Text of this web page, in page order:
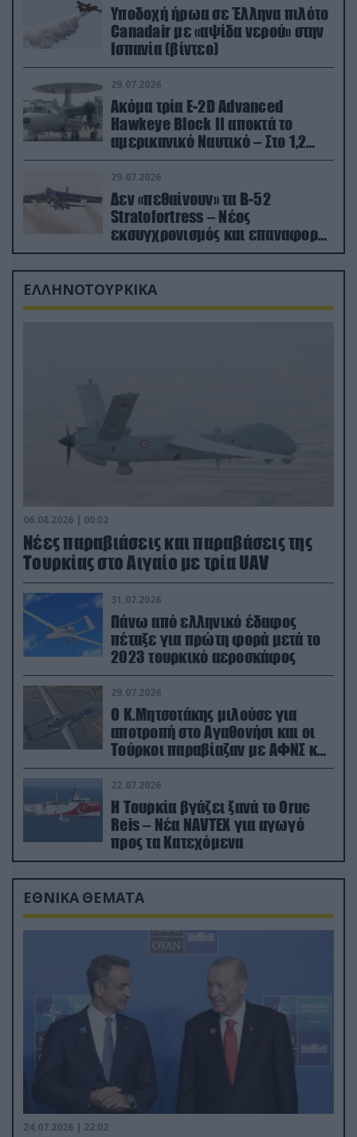
Υποδοχή ήρωα σε Έλληνα πιλότο
Canadair με «αψίδα νερού» στην
Ισπανία (βίντεο)
29.07.2026
Ακόμα τρία E-2D Advanced
Hawkeye Block II αποκτά το
αμερικανικό Ναυτικό – Στο 1,2
δισ.δολάρια το κόστος
29.07.2026
Δεν «πεθαίνουν» τα Β-52
Stratofortress – Νέος
εκσυγχρονισμός και επαναφορά
από τα «νεκροταφεία»
ΕΛΛΗΝΟΤΟΥΡΚΙΚΑ
06.08.2026 | 00:02
Νέες παραβιάσεις και παραβάσεις της
Τουρκίας στο Αιγαίο με τρία UAV
31.07.2026
Πάνω από ελληνικό έδαφος
πέταξε για πρώτη φορά μετά το
2023 τουρκικό αεροσκάφος
29.07.2026
Ο Κ.Μητσοτάκης μιλούσε για
αποτροπή στο Αγαθονήσι και οι
Τούρκοι παραβίαζαν με ΑΦΝΣ και
drone
22.07.2026
Η Τουρκία βγάζει ξανά το Oruc
Reis – Νέα NAVTEX για αγωγό
προς τα Κατεχόμενα
ΕΘΝΙΚΑ ΘΕΜΑΤΑ
24.07.2026 | 22:02